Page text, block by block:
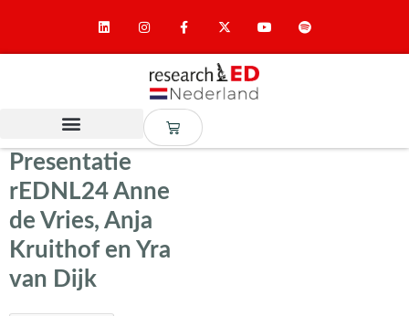
Presentatie
rEDNL24 Anne
de Vries, Anja
Kruithof en Yra
van Dijk